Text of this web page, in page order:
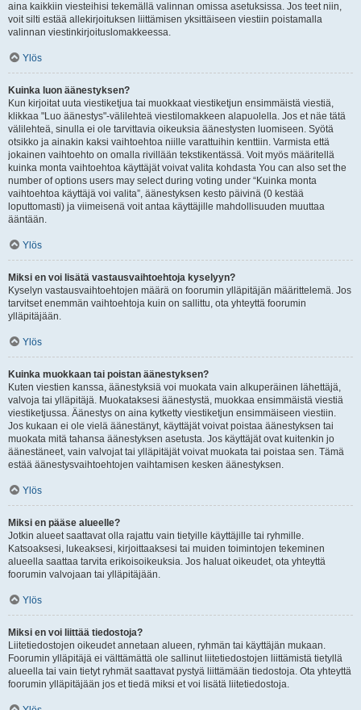
aina kaikkiin viesteihisi tekemällä valinnan omissa asetuksissa. Jos teet niin,
voit silti estää allekirjoituksen liittämisen yksittäiseen viestiin poistamalla
valinnan viestinkirjoituslomakkeessa.
Ylös
Kuinka luon äänestyksen?
Kun kirjoitat uuta viestiketjua tai muokkaat viestiketjun ensimmäistä viestiä,
klikkaa "Luo äänestys"-välilehteä viestilomakkeen alapuolella. Jos et näe tätä
välilehteä, sinulla ei ole tarvittavia oikeuksia äänestysten luomiseen. Syötä
otsikko ja ainakin kaksi vaihtoehtoa niille varattuihin kenttiin. Varmista että
jokainen vaihtoehto on omalla rivillään tekstikentässä. Voit myös määritellä
kuinka monta vaihtoehtoa käyttäjät voivat valita kohdasta You can also set the
number of options users may select during voting under “Kuinka monta
vaihtoehtoa käyttäjä voi valita”, äänestyksen kesto päivinä (0 kestää
loputtomasti) ja viimeisenä voit antaa käyttäjille mahdollisuuden muuttaa
ääntään.
Ylös
Miksi en voi lisätä vastausvaihtoehtoja kyselyyn?
Kyselyn vastausvaihtoehtojen määrä on foorumin ylläpitäjän määrittelemä. Jos
tarvitset enemmän vaihtoehtoja kuin on sallittu, ota yhteyttä foorumin
ylläpitäjään.
Ylös
Kuinka muokkaan tai poistan äänestyksen?
Kuten viestien kanssa, äänestyksiä voi muokata vain alkuperäinen lähettäjä,
valvoja tai ylläpitäjä. Muokataksesi äänestystä, muokkaa ensimmäistä viestiä
viestiketjussa. Äänestys on aina kytketty viestiketjun ensimmäiseen viestiin.
Jos kukaan ei ole vielä äänestänyt, käyttäjät voivat poistaa äänestyksen tai
muokata mitä tahansa äänestyksen asetusta. Jos käyttäjät ovat kuitenkin jo
äänestäneet, vain valvojat tai ylläpitäjät voivat muokata tai poistaa sen. Tämä
estää äänestysvaihtoehtojen vaihtamisen kesken äänestyksen.
Ylös
Miksi en pääse alueelle?
Jotkin alueet saattavat olla rajattu vain tietyille käyttäjille tai ryhmille.
Katsoaksesi, lukeaksesi, kirjoittaaksesi tai muiden toimintojen tekeminen
alueella saattaa tarvita erikoisoikeuksia. Jos haluat oikeudet, ota yhteyttä
foorumin valvojaan tai ylläpitäjään.
Ylös
Miksi en voi liittää tiedostoja?
Liitetiedostojen oikeudet annetaan alueen, ryhmän tai käyttäjän mukaan.
Foorumin ylläpitäjä ei välttämättä ole sallinut liitetiedostojen liittämistä tietyllä
alueella tai vain tietyt ryhmät saattavat pystyä liittämään tiedostoja. Ota yhteyttä
foorumin ylläpitäjään jos et tiedä miksi et voi lisätä liitetiedostoja.